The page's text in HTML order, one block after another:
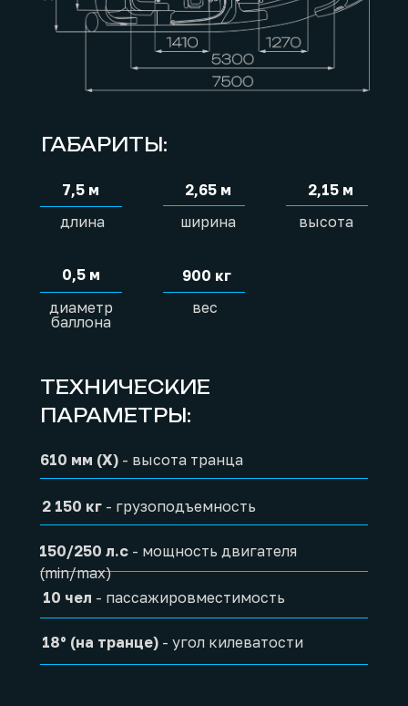
ГАБАРИТЫ:
7,5 м
длина
2,65 м
ширина
2,15 м
высота
900 кг
ТЕХНИЧЕСКИЕ
ПАРАМЕТРЫ:
вес
диаметр
баллона
610 мм (X) - высота транца
0,5 м
18° (на транце) - угол килеватости
2 150 кг - грузоподъемность
10 чел - пассажировместимость
150/250 л.с - мощность двигателя
(min/max)